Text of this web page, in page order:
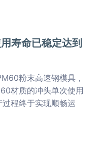
寿命已稳定达到
粉末高速钢模具，
材质的冲头单次使用
程终于实现顺畅运